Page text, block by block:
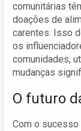
comunitárias
doações de
carentes. Isso
os
comunidades,
mudanças
O futuro
Com o